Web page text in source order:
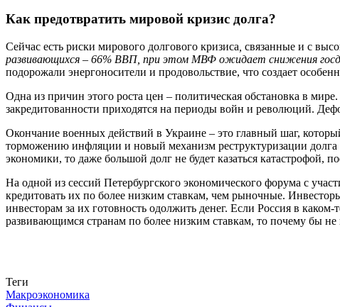
Как предотвратить мировой кризис долга?
Сейчас есть риски мирового долгового кризиса связанные и с
развивающихся – 66% ВВП, при этом МВФ ожидает снижения
подорожали энергоносители и продовольствие, что создает
Одна из причин этого роста цен – политическая обстановка в
закредитованности приходятся на периоды войн и революций.
Окончание военных действий в Украине – это главный шаг,
торможению инфляции и новый механизм реструктуризации
экономики, то даже большой долг не будет казаться
На одной из сессий Петербургского экономического форума с
кредитовать их по более низким ставкам, чем рыночные.
инвесторам за их готовность одолжить денег. Если Россия в
развивающимся странам по более низким ставкам, то почему бы
Теги
Макроэкономика